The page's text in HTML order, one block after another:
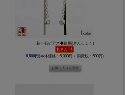
花一石ピアス◆銀燭(ぎんしょく)
5,500円(本体価格：5,000円 + 消費税：500円)